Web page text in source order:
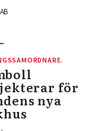
för
nya